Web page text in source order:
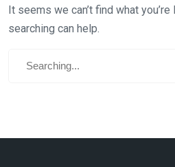
It seems we can’t find what
searching can help.